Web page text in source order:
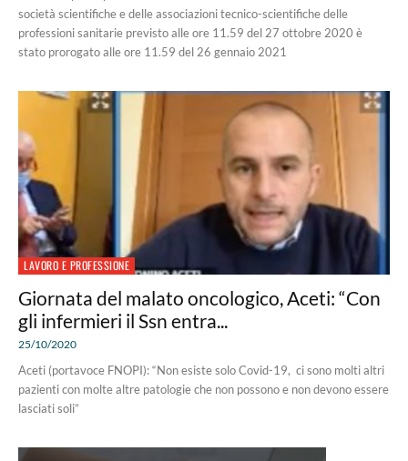
società scientifiche e delle associazioni tecnico-scientifiche delle
professioni sanitarie previsto alle ore 11.59 del 27 ottobre 2020 è
stato prorogato alle ore 11.59 del 26 gennaio 2021
LAVORO E PROFESSIONE
Giornata del malato oncologico, Aceti: “Con
gli infermieri il Ssn entra...
25/10/2020
Aceti (portavoce FNOPI): “Non esiste solo Covid-19, ci sono molti altri
pazienti con molte altre patologie che non possono e non devono essere
lasciati soli”